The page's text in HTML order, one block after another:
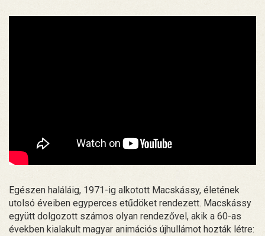
Egészen haláláig, 1971-ig alkotott Macskássy, életének
utolsó éveiben egyperces etűdöket rendezett. Macskássy
együtt dolgozott számos olyan rendezővel, akik a 60-as
években kialakult magyar animációs újhullámot hozták létre: